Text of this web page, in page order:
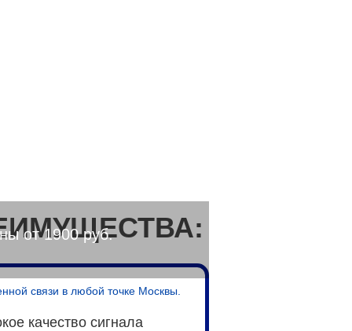
от 1900 руб.
связи в любой точке Москвы.
качество сигнала